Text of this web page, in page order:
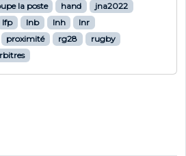
la poste hand
jna2022
lfp lnb lnh
lnr
proximité rg28
rugby